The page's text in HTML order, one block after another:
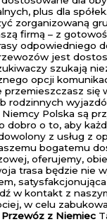
plus dla
zorganizowaną
firmą – z
odpowiedniego
jest
szukają
opcji
przemieszczasz się
rodzinnych
Polska są
dobro o to, aby
z usług z
bogatemu
oferujemy,
trasa będzie nie
satysfakcjonująca
w kontakt z
w celu
Przewóz z Niemiec